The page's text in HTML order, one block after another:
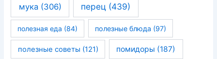
мука(306) перец (439)
полезная еда (84) полезные блюда (97)
полезные советы (121) помидоры (187)